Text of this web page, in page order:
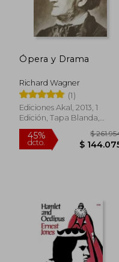
45%
dcto. $
Ópera y Drama
Richard Wagner
(1)
Ediciones Akal, 2013, 1
Edición, Tapa Blanda,
Nuevo